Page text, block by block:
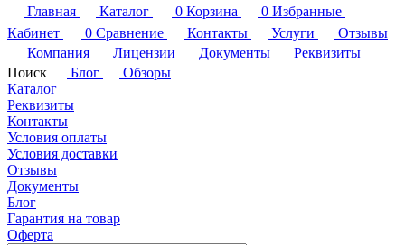
Главная
Каталог 0 Корзина 0 Избранные
Кабинет
0 Сравнение Контакты Услуги
Отзывы
Компания
Лицензии Документы
Реквизиты
Поиск
Блог
Обзоры
Каталог
Реквизиты
Контакты
Условия оплаты
Условия доставки
Отзывы
Документы
Блог
Гарантия на товар
Оферта